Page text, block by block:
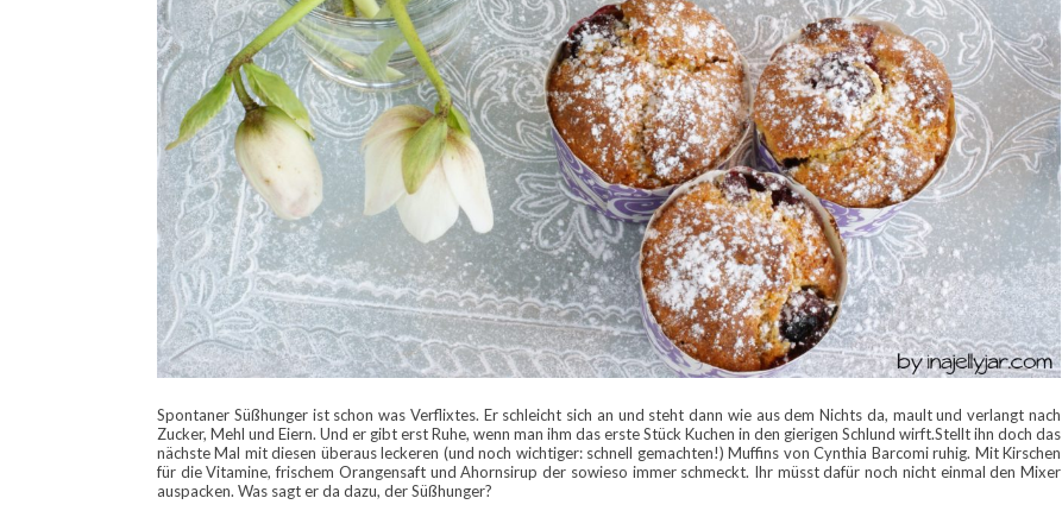
Spontaner Süßhunger ist schon was Verflixtes. Er schleicht sich an und steht dann wie aus dem Nichts da, mault und verlangt nach
Zucker, Mehl und Eiern. Und er gibt erst Ruhe, wenn man ihm das erste Stück Kuchen in den gierigen Schlund wirft.Stellt ihn doch das
nächste Mal mit diesen überaus leckeren (und noch wichtiger: schnell gemachten!) Muffins von Cynthia Barcomi ruhig. Mit Kirschen
für die Vitamine, frischem Orangensaft und Ahornsirup der sowieso immer schmeckt. Ihr müsst dafür noch nicht einmal den Mixer
auspacken. Was sagt er da dazu, der Süßhunger?